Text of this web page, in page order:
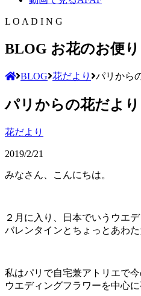
L O A D I N G
BLOG お花のお便り
BLOG 花だより パリから
パリからの花だよ
花だより
2019/2/21
みなさん、こんにちは。
２月に入り、日本でいうウエ
バレンタインとちょっとあわ
私はパリで自宅兼アトリエで
ウエディングフラワーを中心